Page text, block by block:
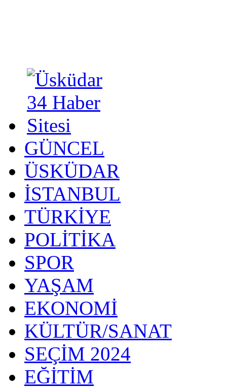
GÜNCEL
ÜSKÜDAR
İSTANBUL
TÜRKİYE
POLİTİKA
SPOR
YAŞAM
EKONOMİ
KÜLTÜR/SANAT
SEÇİM 2024
EĞİTİM